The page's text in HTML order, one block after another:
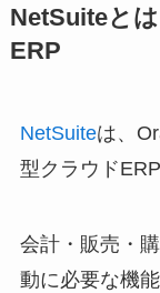
NetSuiteと
ERP
NetSuiteは、
型クラウドERP
会計・販売・
動に必要な機